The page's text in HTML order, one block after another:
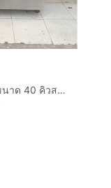
ตู้แช่ ฟิตสแตนเลสขนาด 40 คิวสภาพดีพร้อมใช้งาน 19,990 บาทสนใจโทรติดต่อสอบถามได้เลยค่ะ 0991461547 ค่ะ